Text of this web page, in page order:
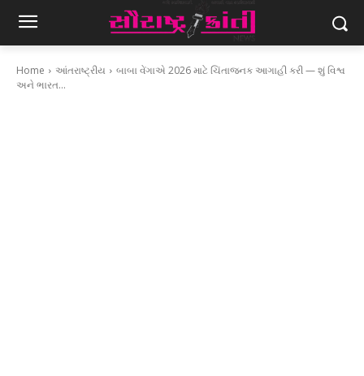
Home આંતરાષ્ટ્રીય
બાબા વેંગાએ 2026 માટે ચિંતાજનક આગાહી કરી — શું વિશ્વ
અને ભારત...